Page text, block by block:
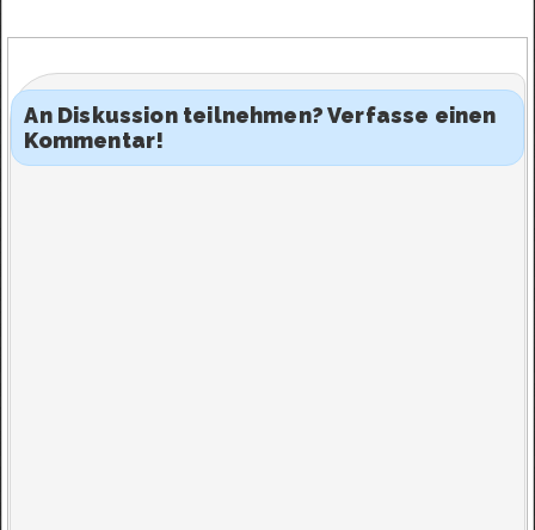
An Diskussion teilnehmen? Verfasse einen
Kommentar!